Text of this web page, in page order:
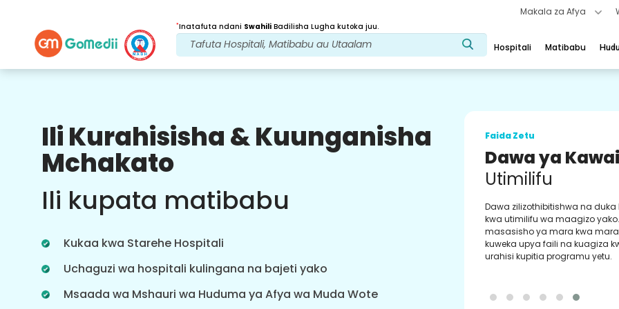
Makala za Afya
*Inatafuta ndani Swahili Badilisha Lugha kutoka juu.
Hospitali Matibabu
Ili Kurahisisha & Kuunganisha
Mchakato
Ili kupata matibabu
Kukaa kwa Starehe Hospitali
Uchaguzi wa hospitali kulingana na bajeti yako
Msaada wa Mshauri wa Huduma ya Afya wa Muda Wote
Faida Zetu
Programu ya
Lugha nyingi
Msaada
ya GoMedii ambayo hukusaidia
kufuatilia na kufuatilia safari yako ya
matibabu vyema na kwa usahihi.
Faida Zetu
Dawa ya
Utimilifu
Dawa zilizothibitishwa na
kwa utimilifu wa maagizo
masasisho ya mara kwa
kuweka upya faili na kuagiza
urahisi kupitia programu yetu.